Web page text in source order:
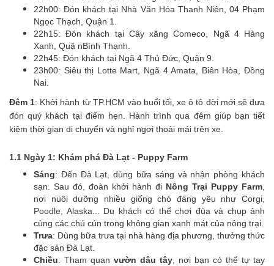
22h00: Đón khách tại Nhà Văn Hóa Thanh Niên, 04 Phạm
Ngọc Thạch, Quận 1.
22h15: Đón khách tại Cây xăng Comeco, Ngã 4 Hàng
Xanh, Quậ nBình Thạnh.
22h45: Đón khách tại Ngã 4 Thủ Đức, Quận 9.
23h00: Siêu thị Lotte Mart, Ngã 4 Amata, Biên Hòa, Đồng
Nai.
Đêm 1: Khởi hành từ TP.HCM vào buổi tối, xe ô tô đời mới sẽ đưa
đón quý khách tại điểm hẹn. Hành trình qua đêm giúp bạn tiết
kiệm thời gian di chuyển và nghỉ ngơi thoải mái trên xe.
1.1 Ngày 1: Khám phá Đà Lạt - Puppy Farm
Sáng: Đến Đà Lạt, dùng bữa sáng và nhận phòng khách
sạn. Sau đó, đoàn khởi hành đi Nông Trại Puppy Farm
nơi nuôi dưỡng nhiều giống chó đáng yêu như Corgi,
Poodle, Alaska... Du khách có thể chơi đùa và chụp ảnh
cùng các chú cún trong không gian xanh mát của nông trại.
Trưa: Dùng bữa trưa tại nhà hàng địa phương, thưởng thức
đặc sản Đà Lạt.
Chiều: Tham quan vườn dâu tây , nơi bạn có thể tự tay